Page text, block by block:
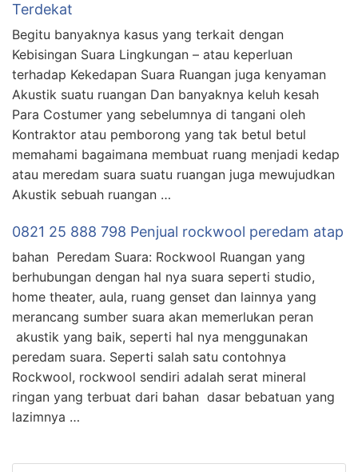
Terdekat
Begitu banyaknya kasus yang terkait dengan
Kebisingan Suara Lingkungan – atau keperluan
terhadap Kekedapan Suara Ruangan juga kenyaman
Akustik suatu ruangan Dan banyaknya keluh kesah
Para Costumer yang sebelumnya di tangani oleh
Kontraktor atau pemborong yang tak betul betul
memahami bagaimana membuat ruang menjadi kedap
atau meredam suara suatu ruangan juga mewujudkan
Akustik sebuah ruangan …
0821 25 888 798 Penjual rockwool peredam atap
bahan Peredam Suara: Rockwool Ruangan yang
berhubungan dengan hal nya suara seperti studio,
home theater, aula, ruang genset dan lainnya yang
merancang sumber suara akan memerlukan peran
akustik yang baik, seperti hal nya menggunakan
peredam suara. Seperti salah satu contohnya
Rockwool, rockwool sendiri adalah serat mineral
ringan yang terbuat dari bahan dasar bebatuan yang
lazimnya …